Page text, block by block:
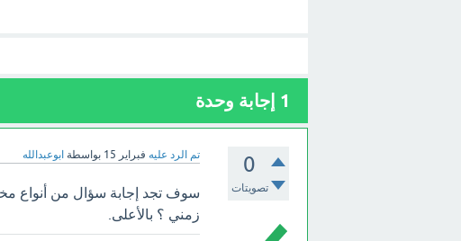
1 إجابة وحدة
0
تصويتات
تم الرد عليه فبراير 15 بواسطة ابوعبدالله
سوف تجد إجابة سؤال من أنواع
زمني ؟ بالأعلى.